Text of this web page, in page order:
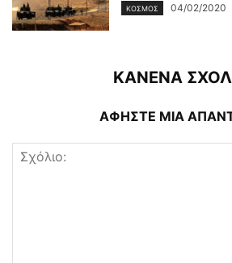
ΚΌΣΜΟΣ 04/02/2020
ΚΑΝΕΝΑ
ΑΦΗΣΤΕ ΜΙΑ